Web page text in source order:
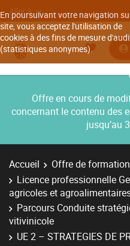
En poursuivant votre navigation
site, vous acceptez l'utilisation de
cookies à des fins de mesure
(statistiques anonymes).
Aller à
Offre en cours de
concernant le contenu des
jusqu’au
Accueil Offre de formation
Licence professionnelle
agricoles et
Parcours Conduite
vitivinicole
UE 2 – STRATEGIES DE